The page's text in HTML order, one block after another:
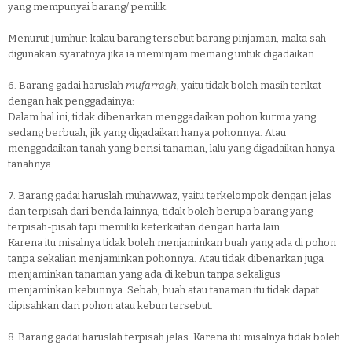
yang mempunyai barang/ pemilik.
Menurut Jumhur: kalau barang tersebut barang pinjaman, maka sah
digunakan syaratnya jika ia meminjam memang untuk digadaikan.
6. Barang gadai haruslah mufarragh, yaitu tidak boleh masih terikat
dengan hak penggadainya:
Dalam hal ini, tidak dibenarkan menggadaikan pohon kurma yang
sedang berbuah, jik yang digadaikan hanya pohonnya. Atau
menggadaikan tanah yang berisi tanaman, lalu yang digadaikan hanya
tanahnya.
7. Barang gadai haruslah muhawwaz, yaitu terkelompok dengan jelas
dan terpisah dari benda lainnya, tidak boleh berupa barang yang
terpisah-pisah tapi memiliki keterkaitan dengan harta lain.
Karena itu misalnya tidak boleh menjaminkan buah yang ada di pohon
tanpa sekalian menjaminkan pohonnya. Atau tidak dibenarkan juga
menjaminkan tanaman yang ada di kebun tanpa sekaligus
menjaminkan kebunnya. Sebab, buah atau tanaman itu tidak dapat
dipisahkan dari pohon atau kebun tersebut.
8. Barang gadai haruslah terpisah jelas. Karena itu misalnya tidak boleh